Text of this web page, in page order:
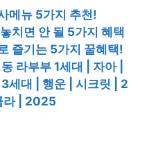
메뉴 5가지 추천!
치면 안 될 5가지 혜택
즐기는 5가지 꿀혜택!
라부부 1세대 | 자아 |
세대 | 행운 | 시크릿 | 2
라 | 2025